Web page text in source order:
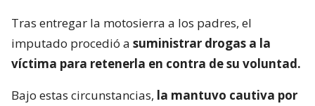
Tras entregar la motosierra a los padres, el
imputado procedió a suministrar drogas a la
víctima para retenerla en contra de su voluntad.
Bajo estas circunstancias, la mantuvo cautiva por